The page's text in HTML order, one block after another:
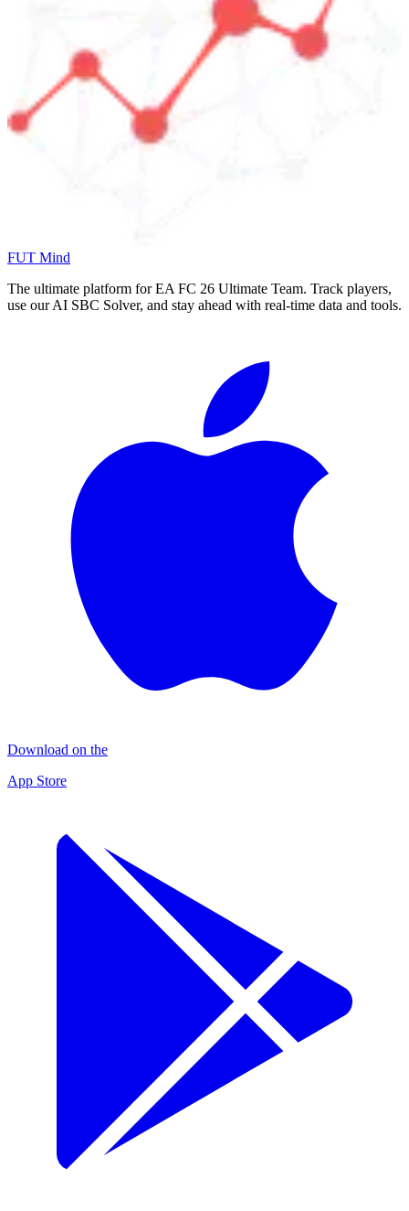
FUT Mind
The ultimate platform for EA FC 26 Ultimate Team. Track players,
use our AI SBC Solver, and stay ahead with real-time data and tools.
Download on the
App Store